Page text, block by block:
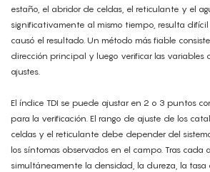
estaño, el abridor de celdas, el reticulante y el
significativamente al mismo tiempo, resulta
causó el resultado. Un método más fiable
dirección principal y luego verificar las variables
ajustes.
El índice TDI se puede ajustar en 2 o 3 puntos
para la verificación. El rango de ajuste de los
celdas y el reticulante debe depender del
los síntomas observados en el campo. Tras cada
simultáneamente la densidad, la dureza, la tasa